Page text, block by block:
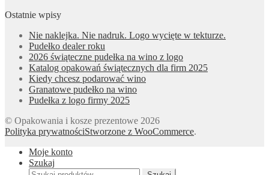
Ostatnie wpisy
Nie naklejka. Nie nadruk. Logo wycięte w tekturze.
Pudełko dealer roku
2026 świąteczne pudełka na wino z logo
Katalog opakowań świątecznych dla firm 2025
Kiedy chcesz podarować wino
Granatowe pudełko na wino
Pudełka z logo firmy 2025
© Opakowania i kosze prezentowe 2026
Polityka prywatnościStworzone z WooCommerce.
Moje konto
Szukaj
Szukaj: